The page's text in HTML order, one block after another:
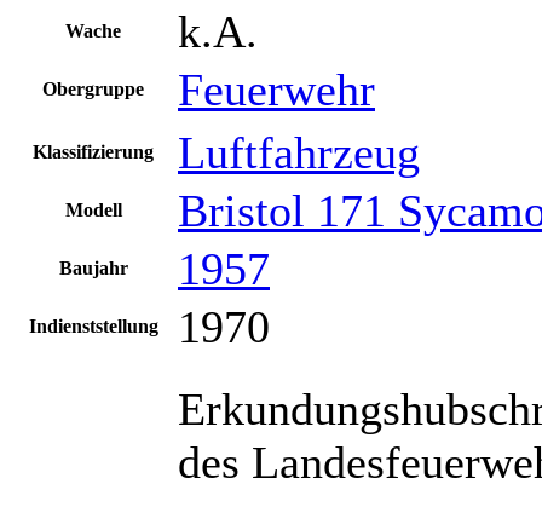
Wache k.A.
Obergruppe Feuerwehr
Klassifizierung Luftfahrzeug
Modell Bristol 171
Baujahr 1957
Indienststellung
1970
des